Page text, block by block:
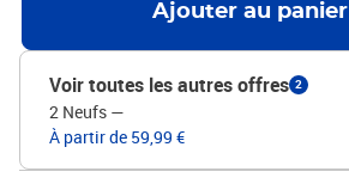
Ajouter au panier
Voir toutes les autres offres 2
2 Neufs —
À partir de 59,99 €